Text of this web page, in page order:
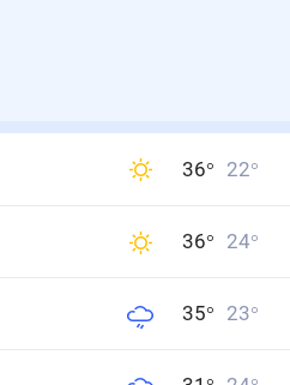
36° 22°
36° 24°
35° 23°